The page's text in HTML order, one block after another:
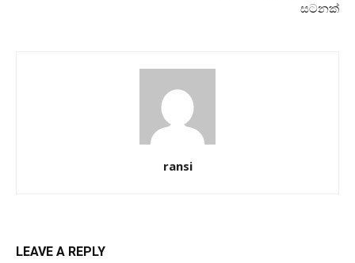
සටනක්
ransi
LEAVE A REPLY